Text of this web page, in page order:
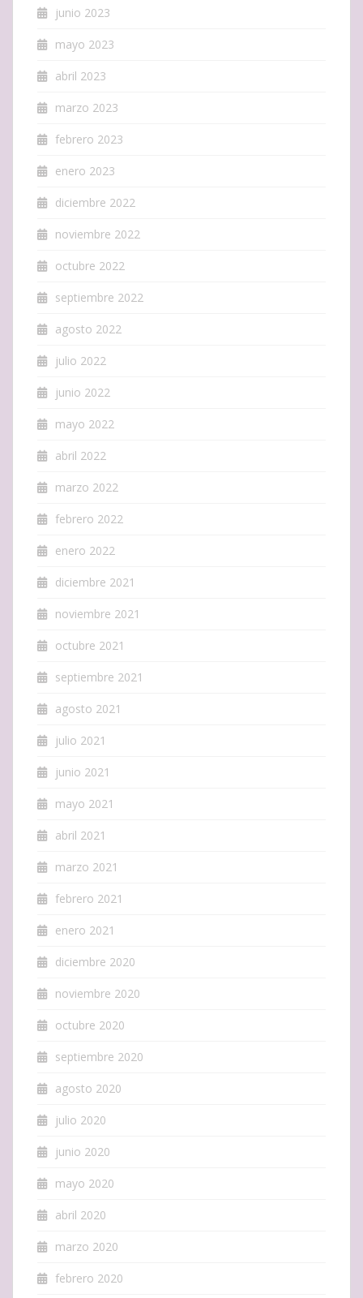
junio 2023
mayo 2023
abril 2023
marzo 2023
febrero 2023
enero 2023
diciembre 2022
noviembre 2022
octubre 2022
septiembre 2022
agosto 2022
julio 2022
junio 2022
mayo 2022
abril 2022
marzo 2022
febrero 2022
enero 2022
diciembre 2021
noviembre 2021
octubre 2021
septiembre 2021
agosto 2021
julio 2021
junio 2021
mayo 2021
abril 2021
marzo 2021
febrero 2021
enero 2021
diciembre 2020
noviembre 2020
octubre 2020
septiembre 2020
agosto 2020
julio 2020
junio 2020
mayo 2020
abril 2020
marzo 2020
febrero 2020